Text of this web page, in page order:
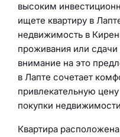
высоким
ищете квартиру в
недвижимость в
проживания или сдачи
внимание на это
в Лапте сочетает
привлекательную
покупки
Квартира